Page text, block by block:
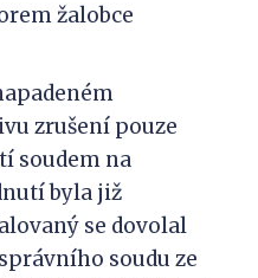
žalobce
zrušení pouze
soudem na
byla již
se dovolal
soudu ze